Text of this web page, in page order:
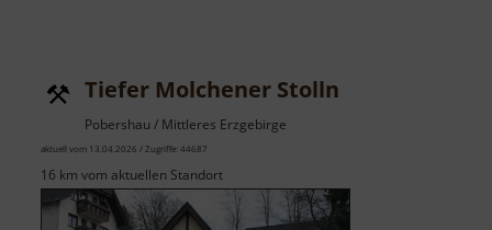
Tiefer Molchener Stolln
Pobershau / Mittleres Erzgebirge
aktuell vom 13.04.2026 / Zugriffe: 44687
16 km vom aktuellen Standort